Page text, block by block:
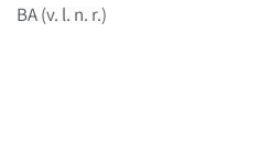
BA (v. l. n. r.)